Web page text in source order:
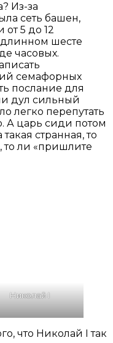
Из-за
сеть башен,
5 до 12
шесте
часовых.
семафорных
послание для
дул сильный
легко перепутать
А царь сиди потом
странная, то
ли «пришлите
Николай I
что Николай I так